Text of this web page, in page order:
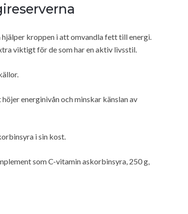
hjälper kroppen i att omvandla fett till energi.
viktigt för de som har en aktiv livsstil.
energinivån och minskar känslan av
i sin kost.
som C-vitamin askorbinsyra, 250 g,